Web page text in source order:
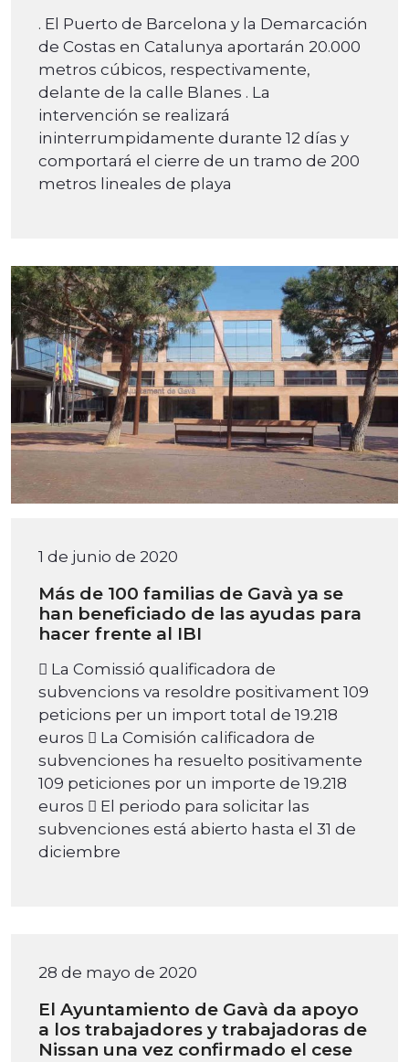
. El Puerto de Barcelona y la Demarcación
de Costas en Catalunya aportarán 20.000
metros cúbicos, respectivamente,
delante de la calle Blanes . La
intervención se realizará
ininterrumpidamente durante 12 días y
comportará el cierre de un tramo de 200
metros lineales de playa
1 de junio de 2020
Más de 100 familias de Gavà ya se
han beneficiado de las ayudas para
hacer frente al IBI
 La Comissió qualificadora de
subvencions va resoldre positivament 109
peticions per un import total de 19.218
euros  La Comisión calificadora de
subvenciones ha resuelto positivamente
109 peticiones por un importe de 19.218
euros  El periodo para solicitar las
subvenciones está abierto hasta el 31 de
diciembre
28 de mayo de 2020
El Ayuntamiento de Gavà da apoyo
a los trabajadores y trabajadoras de
Nissan una vez confirmado el cese